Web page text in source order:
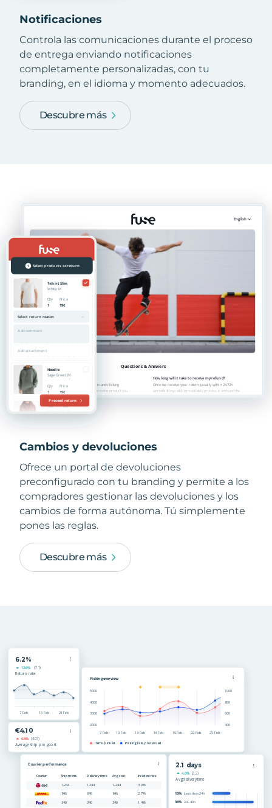
Notificaciones
Controla las comunicaciones durante el proceso
de entrega enviando notificaciones
completamente personalizadas, con tu
branding, en el idioma y momento adecuados.
Descubre más
Cambios y devoluciones
Ofrece un portal de devoluciones
preconfigurado con tu branding y permite a los
compradores gestionar las devoluciones y los
cambios de forma autónoma. Tú simplemente
pones las reglas.
Descubre más